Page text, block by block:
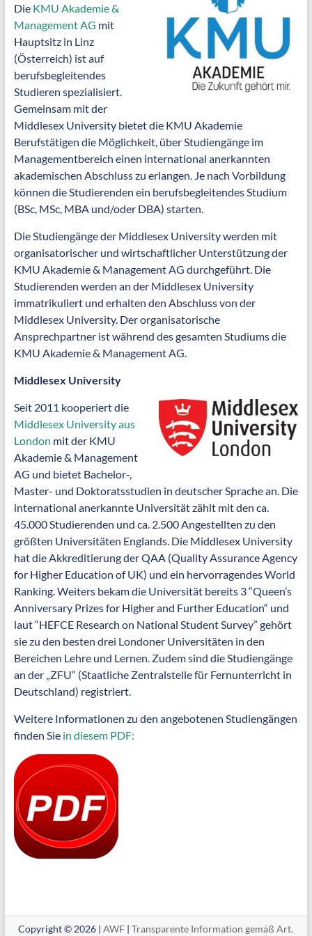
Die KMU Akademie &
Management AG mit
Hauptsitz in Linz
(Österreich) ist auf
berufsbegleitendes
Studieren spezialisiert.
Gemeinsam mit der
Middlesex University bietet die KMU Akademie
Berufstätigen die Möglichkeit, über Studiengänge im
Managementbereich einen international anerkannten
akademischen Abschluss zu erlangen. Je nach Vorbildung
können die Studierenden ein berufsbegleitendes Studium
(BSc, MSc, MBA und/oder DBA) starten.
Die Studiengänge der Middlesex University werden mit
organisatorischer und wirtschaftlicher Unterstützung der
KMU Akademie & Management AG durchgeführt. Die
Studierenden werden an der Middlesex University
immatrikuliert und erhalten den Abschluss von der
Middlesex University. Der organisatorische
Ansprechpartner ist während des gesamten Studiums die
KMU Akademie & Management AG.
Middlesex University
Seit 2011 kooperiert die
Middlesex University aus
London mit der KMU
Akademie & Management
AG und bietet Bachelor-,
Master- und Doktoratsstudien in deutscher Sprache an. Die
international anerkannte Universität zählt mit den ca.
45.000 Studierenden und ca. 2.500 Angestellten zu den
größten Universitäten Englands. Die Middlesex University
hat die Akkreditierung der QAA (Quality Assurance Agency
for Higher Education of UK) und ein hervorragendes World
Ranking. Weiters bekam die Universität bereits 3 “Queen’s
Anniversary Prizes for Higher and Further Education“ und
laut “HEFCE Research on National Student Survey” gehört
sie zu den besten drei Londoner Universitäten in den
Bereichen Lehre und Lernen. Zudem sind die Studiengänge
an der „ZFU“ (Staatliche Zentralstelle für Fernunterricht in
Deutschland) registriert.
Weitere Informationen zu den angebotenen Studiengängen
finden Sie in diesem PDF:
Copyright © 2026 |AWF |Transparente Information gemäß Art.